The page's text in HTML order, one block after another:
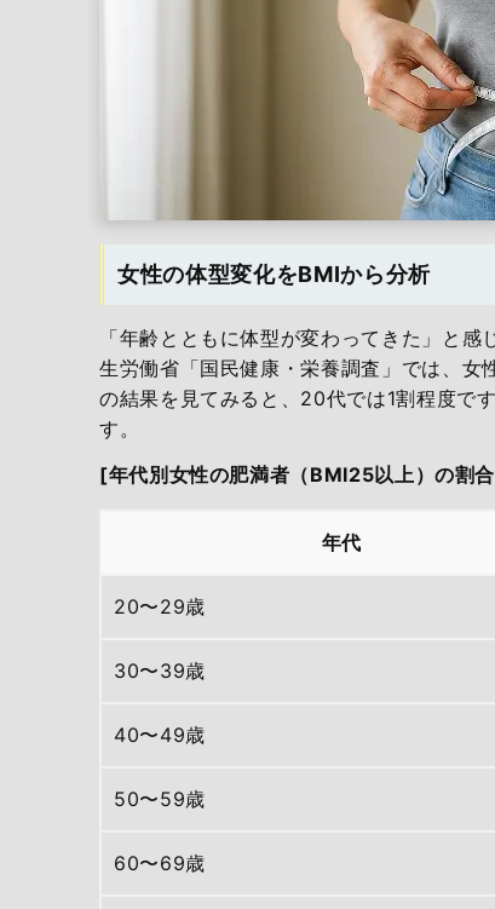
女性の体型変化をBMIから分析
「年齢とともに体型が変わってきた」と
生労働省「国民健康・栄養調査」では、
の結果を見てみると、20代では1割程度で
す。
[年代別女性の肥満者（BMI25以上）の
年代
20〜29歳
30〜39歳
40〜49歳
50〜59歳
60〜69歳